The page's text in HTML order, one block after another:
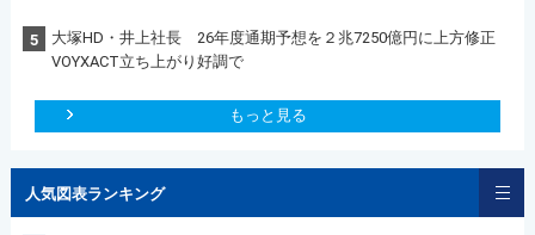
5
大塚HD・井上社長 26年度通期予想を２兆7250億円に上方修正
VOYXACT立ち上がり好調で
もっと見る
人気図表ランキング